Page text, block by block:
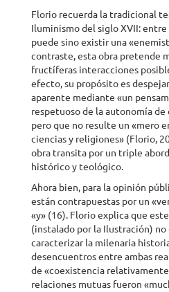
Florio recuerda la tradicional
Iluminismo del siglo XVII:
puede sino existir una
contraste, esta obra pretende
fructíferas interacciones
efecto, su propósito es
aparente mediante «un
respetuoso de la autonomía de
pero que no resulte un «mero
ciencias y religiones» (Florio,
obra transita por un triple
histórico y teológico.
Ahora bien, para la opinión
están contrapuestas por un
«y» (16). Florio explica que
(instalado por la Ilustración) no
caracterizar la milenaria
desencuentros entre ambas
de «coexistencia
relaciones mutuas fueron